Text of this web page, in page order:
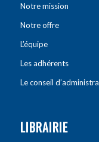
Notre mission
Notre offre
L’équipe
Les adhérents
Le conseil
LIBRAIRIE